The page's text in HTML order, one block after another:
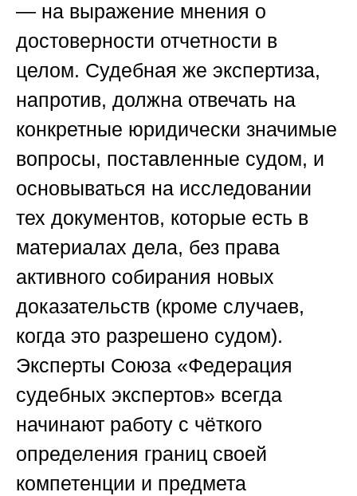
— на выражение мнения о
достоверности отчетности в
целом. Судебная же экспертиза,
напротив, должна отвечать на
конкретные юридически значимые
вопросы, поставленные судом, и
основываться на исследовании
тех документов, которые есть в
материалах дела, без права
активного собирания новых
доказательств (кроме случаев,
когда это разрешено судом).
Эксперты Союза «Федерация
судебных экспертов» всегда
начинают работу с чёткого
определения границ своей
компетенции и предмета